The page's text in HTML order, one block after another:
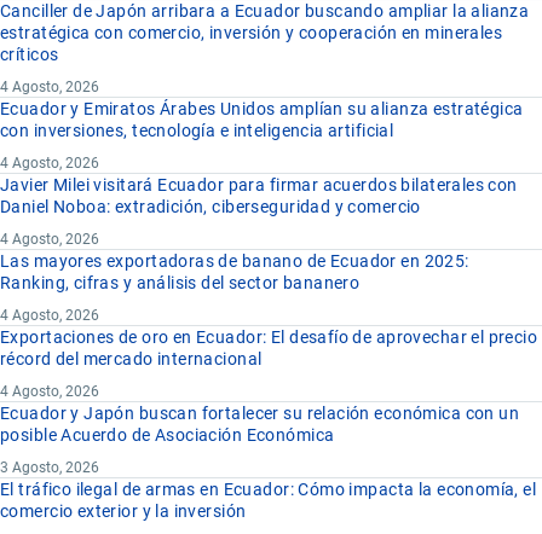
Canciller de Japón arribara a Ecuador buscando ampliar la alianza
estratégica con comercio, inversión y cooperación en minerales
críticos
4 Agosto, 2026
Ecuador y Emiratos Árabes Unidos amplían su alianza estratégica
con inversiones, tecnología e inteligencia artificial
4 Agosto, 2026
Javier Milei visitará Ecuador para firmar acuerdos bilaterales con
Daniel Noboa: extradición, ciberseguridad y comercio
4 Agosto, 2026
Las mayores exportadoras de banano de Ecuador en 2025:
Ranking, cifras y análisis del sector bananero
4 Agosto, 2026
Exportaciones de oro en Ecuador: El desafío de aprovechar el precio
récord del mercado internacional
4 Agosto, 2026
Ecuador y Japón buscan fortalecer su relación económica con un
posible Acuerdo de Asociación Económica
3 Agosto, 2026
El tráfico ilegal de armas en Ecuador: Cómo impacta la economía, el
comercio exterior y la inversión